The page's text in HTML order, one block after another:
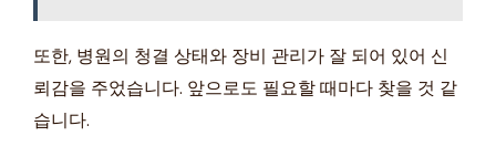
또한, 병원의 청결 상태와 장비 관리가 잘 되어 있어 신
뢰감을 주었습니다. 앞으로도 필요할 때마다 찾을 것 같
습니다.